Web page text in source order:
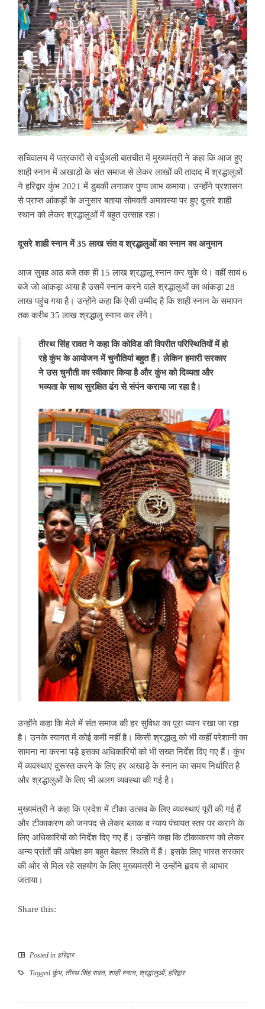
सचिवालय में पत्रकारों से वर्चुअली बातचीत में मुख्यमंत्री ने कहा कि आज हुए
शाही स्नान में अखाड़ों के संत समाज से लेकर लाखों की तादाद में श्रद्धालुओं
ने हरिद्वार कुंभ 2021 में डुबकी लगाकर पुण्य लाभ कमाया। उन्होंने प्रशासन
से प्राप्त आंकड़ों के अनुसार बताया सोमवती अमावस्या पर हुए दूसरे शाही
स्थान को लेकर श्रद्धालुओं में बहुत उत्साह रहा।
दूसरे शाही स्नान में 35 लाख संत व श्रद्धालुओं का स्नान का अनुमान
आज सुबह आठ बजे तक ही 15 लाख श्रद्धालू स्नान कर चुके थे। वहीं सायं 6
बजे जो आंकड़ा आया है उसमें स्नान करने वाले श्रद्धालुओं का आंकड़ा 28
लाख पहुंच गया है। उन्होंने कहा कि ऐसी उम्मीद है कि शाही स्नान के समापन
तक करीब 35 लाख श्रद्धालु स्नान कर लेंगे।
तीरथ सिंह रावत ने कहा कि कोविड की विपरीत परिस्थितियों में हो
रहे कुंभ के आयोजन में चुनौतियां बहुत हैं। लेकिन हमारी सरकार
ने उस चुनौती का स्वीकार किया है और कुंभ को दिव्यता और
भव्यता के साथ सुरक्षित ढंग से संपंन कराया जा रहा है।
उन्होंने कहा कि मेले में संत समाज की हर सुविधा का पूरा ध्यान रखा जा रहा
है। उनके स्वागत में कोई कमी नहीं है। किसी श्रद्धालू को भी कहीं परेशानी का
सामना ना करना पड़े इसका अधिकारियों को भी सख्त निर्देश दिए गए हैं। कुंभ
में व्यवस्थाएं दुरूस्त करने के लिए हर अखाड़े के स्नान का समय निर्धारित है
और श्रद्धालुओं के लिए भी अलग व्यवस्था की गई है।
मुख्यमंत्री ने कहा कि प्रदेश में टीका उत्सव के लिए व्यवस्थाएं पूरी की गई हैं
और टीकाकरण को जनपद से लेकर ब्लाक व न्याय पंचायत स्तर पर कराने के
लिए अधिकारियों को निर्देश दिए गए हैं। उन्होंने कहा कि टीकाकरण को लेेकर
अन्य प्रांतों की अपेक्षा हम बहुत बेहतर स्थिति में हैं। इसके लिए भारत सरकार
की ओर से मिल रहे सहयोग के लिए मुख्यमंत्री ने उन्होंने हृदय से आभार
जताया।
Share this:
Posted in हरिद्वार
Tagged कुंभ, तीरथ सिंह रावत, शाही स्नान, श्रद्धालुओं, हरिद्वार